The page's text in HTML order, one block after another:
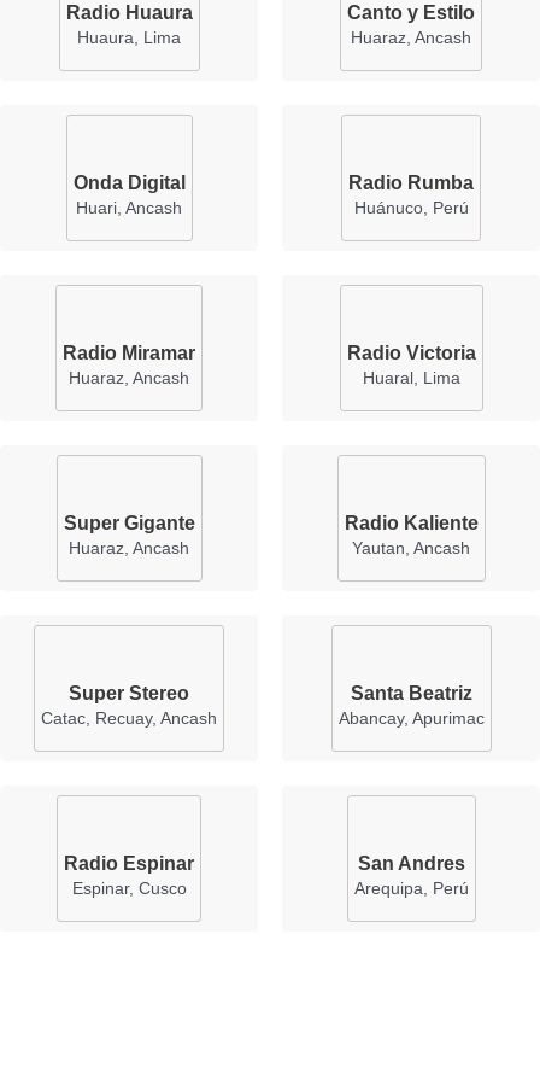
Radio Huaura
Huaura, Lima
Canto y Estilo
Huaraz, Ancash
Onda Digital
Huari, Ancash
Radio Rumba
Huánuco, Perú
Radio Miramar
Huaraz, Ancash
Radio Victoria
Huaral, Lima
Super Gigante
Huaraz, Ancash
Radio Kaliente
Yautan, Ancash
Super Stereo
Catac, Recuay, Ancash
Santa Beatriz
Abancay, Apurimac
Radio Espinar
Espinar, Cusco
San Andres
Arequipa, Perú